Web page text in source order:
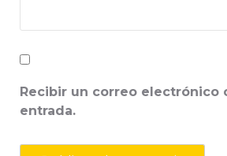
Recibir un correo electrónico
entrada.